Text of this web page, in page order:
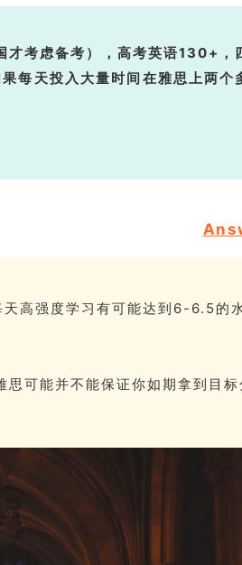
才考虑备考），高考英语130+，
天投入大量时间在雅思上两个
高强度学习有可能达到6-6.5的
可能并不能保证你如期拿到目标